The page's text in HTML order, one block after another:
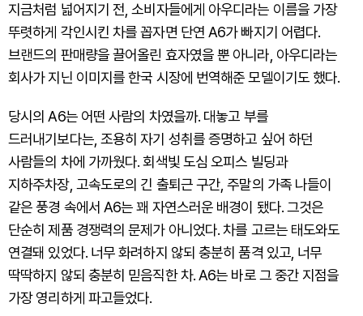
지금처럼 넓어지기 전, 소비자들에게 아우디라는 이름을 가장
뚜렷하게 각인시킨 차를 꼽자면 단연 A6가 빠지기 어렵다.
브랜드의 판매량을 끌어올린 효자였을 뿐 아니라, 아우디라는
회사가 지닌 이미지를 한국 시장에 번역해준 모델이기도 했다.
당시의 A6는 어떤 사람의 차였을까. 대놓고 부를
드러내기보다는, 조용히 자기 성취를 증명하고 싶어 하던
사람들의 차에 가까웠다. 회색빛 도심 오피스 빌딩과
지하주차장, 고속도로의 긴 출퇴근 구간, 주말의 가족 나들이
같은 풍경 속에서 A6는 꽤 자연스러운 배경이 됐다. 그것은
단순히 제품 경쟁력의 문제가 아니었다. 차를 고르는 태도와도
연결돼 있었다. 너무 화려하지 않되 충분히 품격 있고, 너무
딱딱하지 않되 충분히 믿음직한 차. A6는 바로 그 중간 지점을
가장 영리하게 파고들었다.